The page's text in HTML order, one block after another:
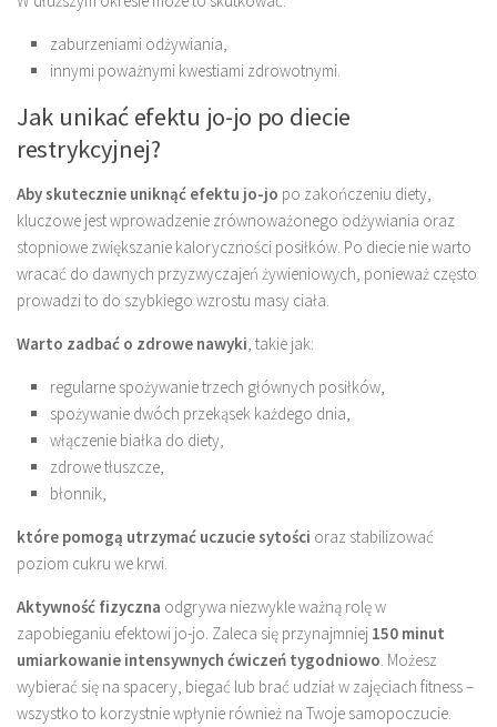
zaburzeniami odżywiania,
innymi poważnymi kwestiami zdrowotnymi.
Jak unikać efektu jo-jo po diecie
restrykcyjnej?
Aby skutecznie uniknąć efektu jo-jo po zakończeniu diety,
kluczowe jest wprowadzenie zrównoważonego odżywiania oraz
stopniowe zwiększanie kaloryczności posiłków. Po diecie nie warto
wracać do dawnych przyzwyczajeń żywieniowych, ponieważ często
prowadzi to do szybkiego wzrostu masy ciała.
Warto zadbać o zdrowe nawyki, takie jak:
regularne spożywanie trzech głównych posiłków,
spożywanie dwóch przekąsek każdego dnia,
włączenie białka do diety,
zdrowe tłuszcze,
błonnik,
które pomogą utrzymać uczucie sytości oraz stabilizować
poziom cukru we krwi.
Aktywność fizyczna odgrywa niezwykle ważną rolę w
zapobieganiu efektowi jo-jo. Zaleca się przynajmniej 150 minut
umiarkowanie intensywnych ćwiczeń tygodniowo. Możesz
wybierać się na spacery, biegać lub brać udział w zajęciach fitness –
wszystko to korzystnie wpłynie również na Twoje samopoczucie.